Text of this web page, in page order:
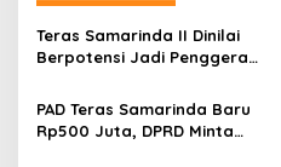
Teras Samarinda II Dinilai
Berpotensi Jadi Penggerak
Mahakam
PAD Teras Samarinda Baru
Rp500 Juta, DPRD Minta